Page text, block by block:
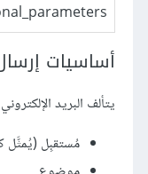
أساسيات
يتألف البريد
مُستقبِل (يُمثَّل